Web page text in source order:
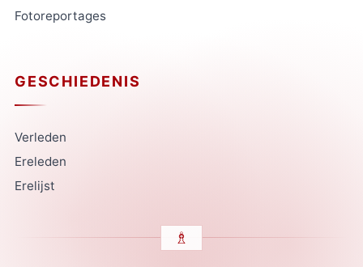
Fotoreportages
GESCHIEDENIS
Verleden
Ereleden
Erelijst